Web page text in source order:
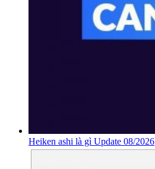
Heiken ashi là gì Update 08/2026